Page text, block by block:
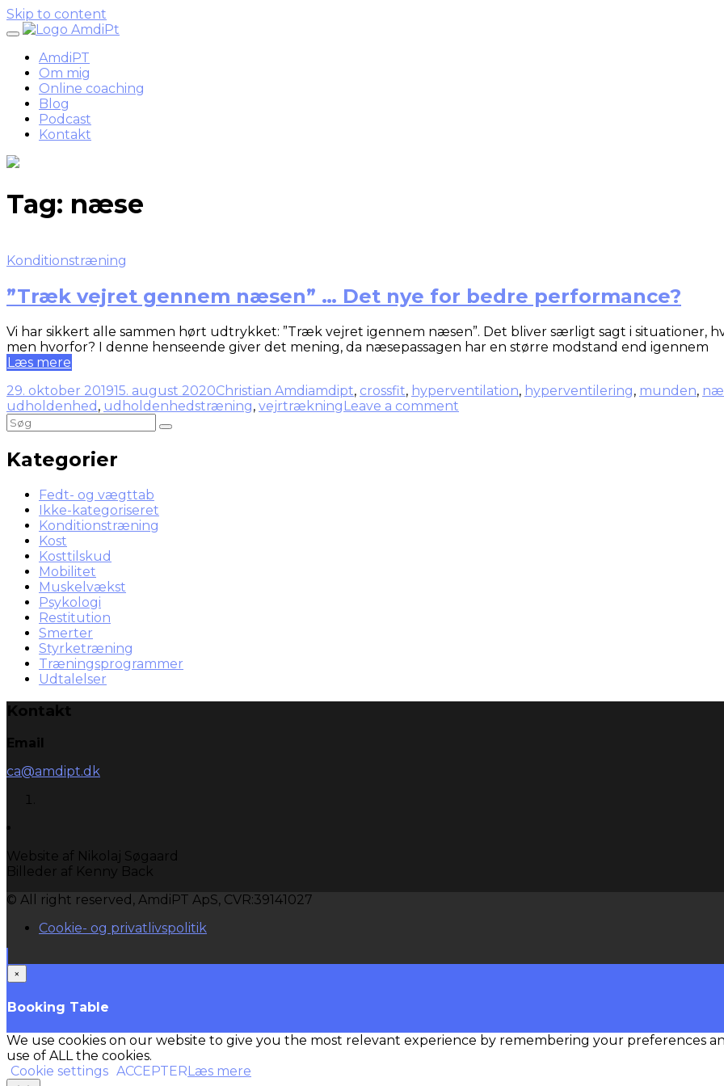
Skip to content
AmdiPT
Om mig
Online coaching
Blog
Podcast
Kontakt
Tag: næse
Konditionstræning
”Træk vejret gennem næsen” … Det nye for bedre performance?
Vi har sikkert alle sammen hørt udtrykket: ”Træk vejret igennem næsen”. Det bliver særligt sagt i situationer,
men hvorfor? I denne henseende giver det mening, da næsepassagen har en større modstand end igennem
Læs mere
29. oktober 201915. august 2020Christian Amdiamdipt, crossfit, hyperventilation, hyperventilering, munden,
udholdenhed , udholdenhedstræning, vejrtrækningLeave a comment
Kategorier
Fedt- og vægttab
Ikke-kategoriseret
Konditionstræning
Kost
Kosttilskud
Mobilitet
Muskelvækst
Psykologi
Restitution
Smerter
Styrketræning
Træningsprogrammer
Udtalelser
Kontakt
Email
ca@amdipt.dk
Website af Nikolaj Søgaard
Billeder af Kenny Back
© All right reserved, AmdiPT ApS, CVR:39141027
Cookie- og privatlivspolitik
×
Booking Table
We use cookies on our website to give you the most relevant experience by remembering your preferences
use of ALL the cookies.
Cookie settings ACCEPTER Læs mere